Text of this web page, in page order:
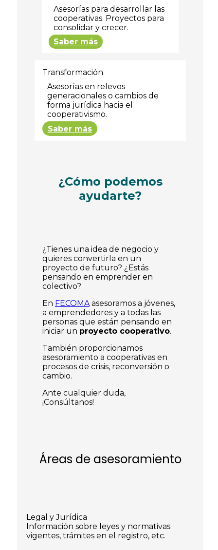
Asesorías para desarrollar las
cooperativas. Proyectos para
consolidar y crecer.
Saber más
Transformación
Asesorías en relevos
generacionales o cambios de
forma jurídica hacia el
cooperativismo.
Saber más
¿Cómo podemos
ayudarte?
¿Tienes una idea de negocio y
quieres convertirla en un
proyecto de futuro? ¿Estás
pensando en emprender en
colectivo?
En FECOMAasesoramos a jóvenes,
a emprendedores y a todas las
personas que están pensando en
iniciar un proyecto cooperativo.
También proporcionamos
asesoramiento a cooperativas en
procesos de crisis, reconversión o
cambio.
Ante cualquier duda,
¡Consúltanos!
Áreas de asesoramiento
Legal y Jurídica
Información sobre leyes y normativas
vigentes, trámites en el registro, etc.